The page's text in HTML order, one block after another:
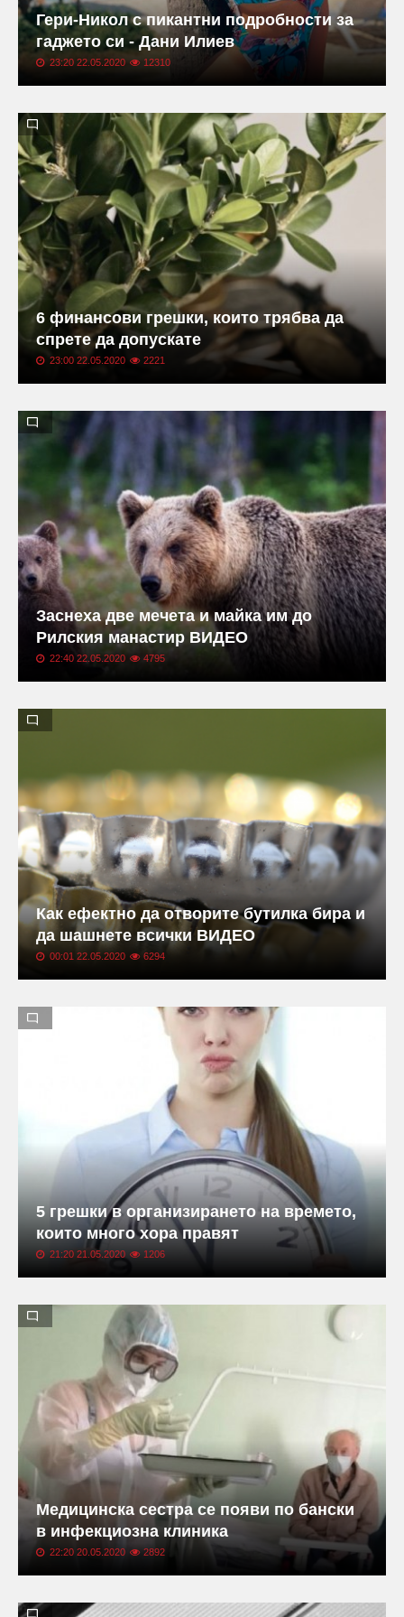
Гери-Никол с пикантни подробности за
гаджето си - Дани Илиев
23:20 22.05.2020 12310
6 финансови грешки, които трябва да
спрете да допускате
23:00 22.05.2020 2221
Заснеха две мечета и майка им до
Рилския манастир ВИДЕО
22:40 22.05.2020 4795
Как ефектно да отворите бутилка бира и
да шашнете всички ВИДЕО
00:01 22.05.2020 6294
5 грешки в организирането на времето,
които много хора правят
21:20 21.05.2020 1206
Медицинска сестра се появи по бански
в инфекциозна клиника
22:20 20.05.2020 2892